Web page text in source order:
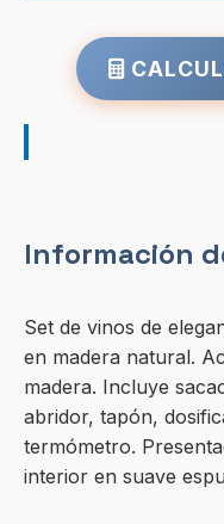
Información
Set de vinos de
en madera natural.
madera. Incluye
abridor, tapón,
termómetro.
interior en suave